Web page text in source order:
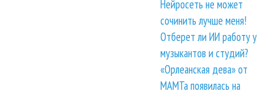
Нейросеть не может
сочинить лучше меня!
Отберет ли ИИ работу у
музыкантов и студий?
«Орлеанская дева» от
МАМТа появилась на